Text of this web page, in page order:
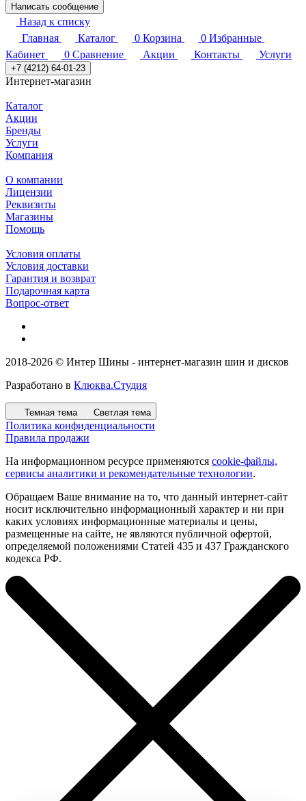
Написать сообщение
Назад к списку
Главная
Каталог 0 Корзина 0 Избранные
Кабинет
0 Сравнение Акции Контакты Услуги
+7 (4212) 64-01-23
Интернет-магазин
Каталог
Акции
Бренды
Услуги
Компания
О компании
Лицензии
Реквизиты
Магазины
Помощь
Условия оплаты
Условия доставки
Гарантия и возврат
Подарочная карта
Вопрос-ответ
2018-2026 © Интер Шины - интернет-магазин шин и дисков
Разработано в Клюква.Студия
Темная тема Светлая тема
Политика конфиденциальности
Правила продажи
На информационном ресурсе применяются cookie-файлы,
сервисы аналитики и рекомендательные технологии.
Обращаем Ваше внимание на то, что данный интернет-сайт
носит исключительно информационный характер и ни при
каких условиях информационные материалы и цены,
размещенные на сайте, не являются публичной офертой,
определяемой положениями Статей 435 и 437 Гражданского
кодекса РФ.